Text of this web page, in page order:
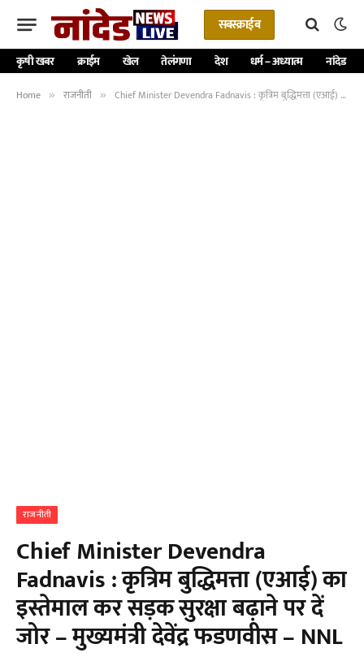
सबस्क्राईब
कृषी खबर क्राईम खेल तेलंगणा देश धर्म – अध्यात्म नांदेड
Home » राजनीती » Chief Minister Devendra Fadnavis : कृत्रिम बुद्धिमत्ता (एआई) का इस्तेमाल कर सड़क सुरक्षा बढ़ाने पर दें जोर – मुख्यमंत्री देवेंद्र फडणवीस – NNL
राजनीती
Chief Minister Devendra
Fadnavis : कृत्रिम बुद्धिमत्ता (एआई) का
इस्तेमाल कर सड़क सुरक्षा बढ़ाने पर दें
जोर – मुख्यमंत्री देवेंद्र फडणवीस – NNL